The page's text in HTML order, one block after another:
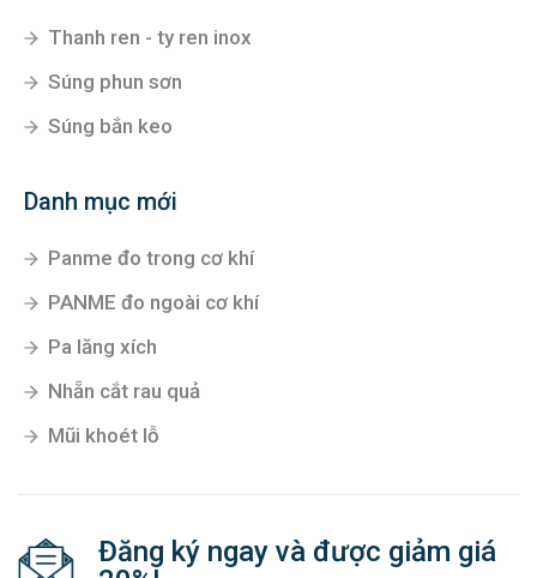
Thanh ren - ty ren inox
Súng phun sơn
Súng bắn keo
Danh mục mới
Panme đo trong cơ khí
PANME đo ngoài cơ khí
Pa lăng xích
Nhẵn cắt rau quả
Mũi khoét lỗ
Đăng ký ngay và được giảm giá